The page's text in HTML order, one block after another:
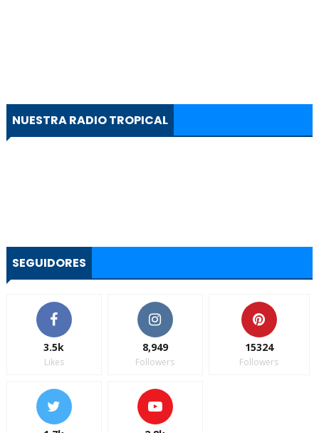
NUESTRA RADIO TROPICAL
SEGUIDORES
3.5k
Likes
8,949
Followers
15324
Followers